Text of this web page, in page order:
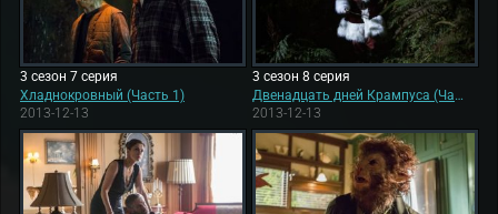
3 сезон 7 серия
Хладнокровный (Часть 1)
2013-12-13
3 сезон 8 серия
Двенадцать дней Крампуса (Часть 2)
2013-12-13